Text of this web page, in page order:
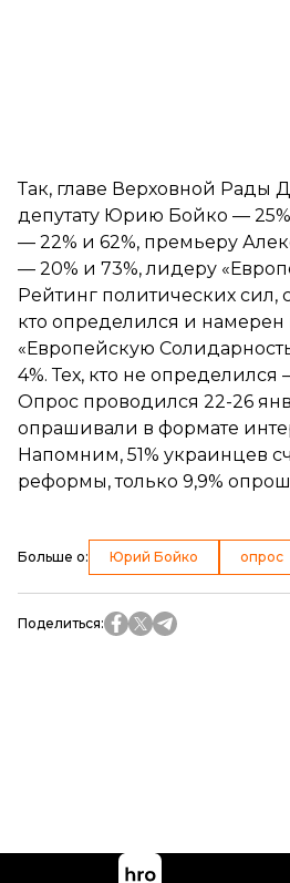
Так, главе Верховной Рады
депутату Юрию Бойко — 25%
— 22% и 62%, премьеру
— 20% и 73%, лидеру
Рейтинг политических сил,
кто определился и намерен
«Европейскую
4%. Тех, кто не определился
Опрос проводился 22-26
опрашивали в формате
Напомним, 51% украинцев
реформы, только 9,9%
Больше о: Юрий Бойко опрос
Поделиться: